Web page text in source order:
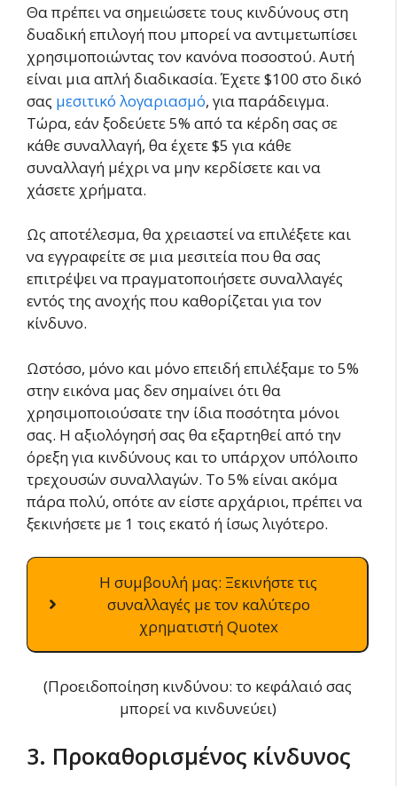
Θα πρέπει να σημειώσετε τους κινδύνους στη
δυαδική επιλογή που μπορεί να αντιμετωπίσει
χρησιμοποιώντας τον κανόνα ποσοστού. Αυτή
είναι μια απλή διαδικασία. Έχετε $100 στο δικό
σας μεσιτικό λογαριασμό, για παράδειγμα.
Τώρα, εάν ξοδεύετε 5% από τα κέρδη σας σε
κάθε συναλλαγή, θα έχετε $5 για κάθε
συναλλαγή μέχρι να μην κερδίσετε και να
χάσετε χρήματα.
Ως αποτέλεσμα, θα χρειαστεί να επιλέξετε και
να εγγραφείτε σε μια μεσιτεία που θα σας
επιτρέψει να πραγματοποιήσετε συναλλαγές
εντός της ανοχής που καθορίζεται για τον
κίνδυνο.
Ωστόσο, μόνο και μόνο επειδή επιλέξαμε το 5%
στην εικόνα μας δεν σημαίνει ότι θα
χρησιμοποιούσατε την ίδια ποσότητα μόνοι
σας. Η αξιολόγησή σας θα εξαρτηθεί από την
όρεξη για κινδύνους και το υπάρχον υπόλοιπο
τρεχουσών συναλλαγών. Το 5% είναι ακόμα
πάρα πολύ, οπότε αν είστε αρχάριοι, πρέπει να
ξεκινήσετε με 1 τοις εκατό ή ίσως λιγότερο.
Η συμβουλή μας: Ξεκινήστε τις
συναλλαγές με τον καλύτερο
χρηματιστή Quotex
(Προειδοποίηση κινδύνου: το κεφάλαιό σας
μπορεί να κινδυνεύει)
3. Προκαθορισμένος κίνδυνος